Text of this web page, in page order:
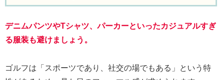
デニムパンツやTシャツ、パーカーといったカジュアルすぎ
る服装も避けましょう。
ゴルフは「スポーツであり、社交の場でもある」という特